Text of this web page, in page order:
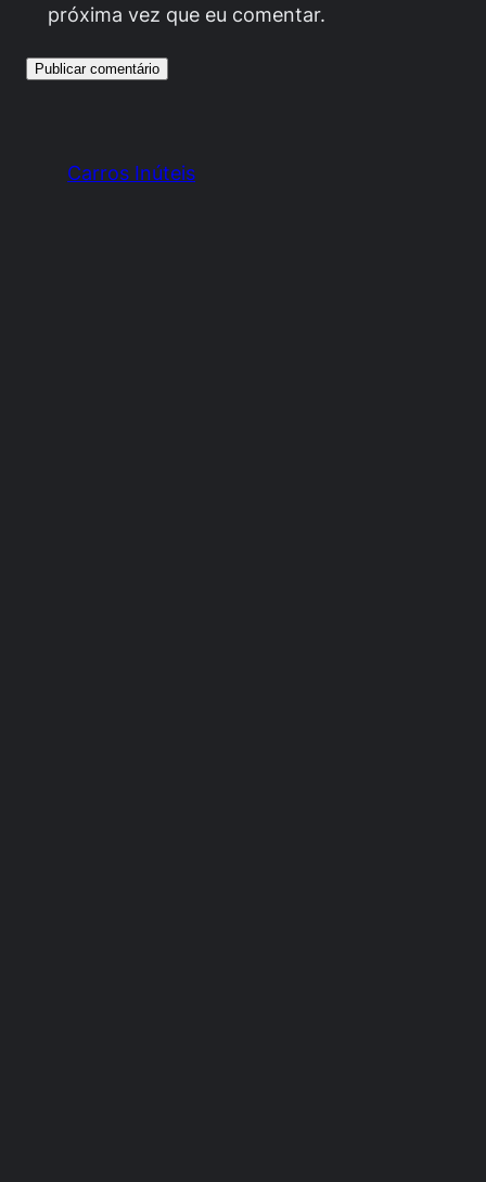
próxima vez que eu comentar.
Carros Inúteis